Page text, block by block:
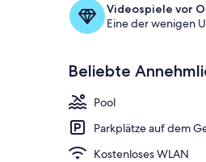
Videospiele vor
Eine der wenigen
Beliebte
Pool
Parkplätze auf dem
Kostenloses WLAN